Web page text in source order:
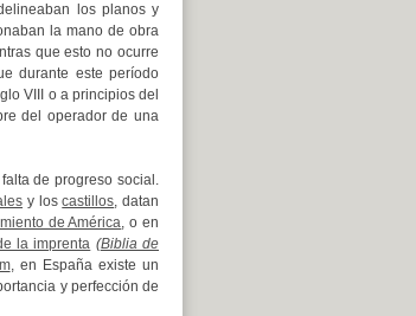
los planos y
la mano de obra
que esto no ocurre
durante este período
VIII o a principios del
del operador de una
de progreso social.
y loscastillos, datan
de América, o en
la imprenta (Biblia de
, en España existe un
y perfección de